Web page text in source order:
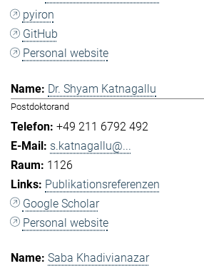
pyiron
GitHub
Personal website
Dr. Shyam Katnagallu
Postdoktorand
+49 211 6792 492
s.katnagallu@...
1126
Publikationsreferenzen
Google Scholar
Personal website
Saba Khadivianazar